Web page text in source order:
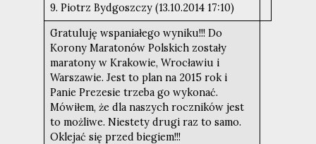
9. Piotrz Bydgoszczy (13.10.2014 17:10)
Gratuluję wspaniałego wyniku!!! Do
Korony Maratonów Polskich zostały
maratony w Krakowie, Wrocławiu i
Warszawie. Jest to plan na 2015 rok i
Panie Prezesie trzeba go wykonać.
Mówiłem, że dla naszych roczników jest
to możliwe. Niestety drugi raz to samo.
Oklejać się przed biegiem!!!